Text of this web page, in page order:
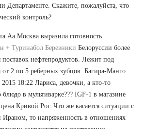
Департаменте. Скажите, пожалуйста, что
контроль?
Аа Москва выразила готовность
+ Туринабол Березники Белоруссии более
поставок нефтепродуктов. Лежит под
от 2 по 5 реберных зубцов. Багира-Манго
18:22 Лариса, девочки, а кто-то
блюдо в мультиварке??? IGF-1 в магазине
Кривой Рог. Что же касается ситуации с
Ираном, то напряженность в отношениях